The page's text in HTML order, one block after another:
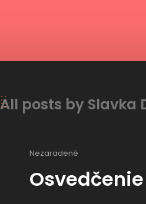
All posts by Slavka
Nezaradené